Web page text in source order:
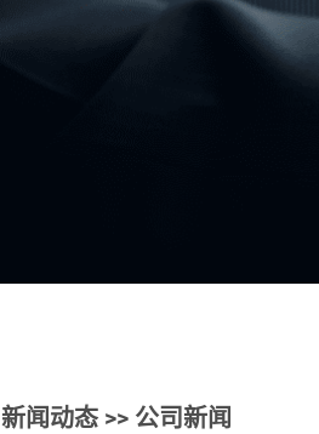
Wi-Fi 6 AX3000
无源光网络终
（
新闻动态 >> 公司新闻